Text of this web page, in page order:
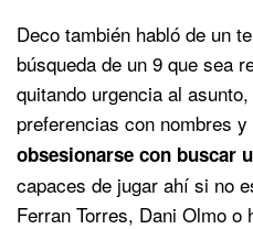
Deco también habló de un
búsqueda de un 9 que sea
quitando urgencia al
preferencias con nombres
obsesionarse con buscar
capaces de jugar ahí si no
Ferran Torres, Dani Olmo o